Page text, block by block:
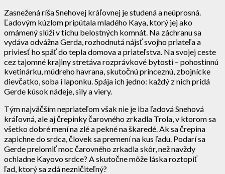
Zasnežená ríša Snehovej kráľovnej je studená a neúprosná.
Ľadovým kúzlom pripútala mladého Kaya, ktorý jej ako
omámený slúži v tichu belostných komnát. Na záchranu sa
vydáva odvážna Gerda, rozhodnutá nájsť svojho priateľa a
priviesť ho späť do tepla domova a priateľstva. Na svojej ceste
cez tajomné krajiny stretáva rozprávkové bytosti – pohostinnú
kvetinárku, múdreho havrana, skutočnú princeznú, zbojnícke
dievčatko, soba i laponku. Spája ich jedno: každý z nich pridá
Gerde kúsok nádeje, sily a viery.
Tým najväčším nepriateľom však nie je iba ľadová Snehová
kráľovná, ale aj črepinky čarovného zrkadla Trola, v ktorom sa
všetko dobré mení na zlé a pekné na škaredé. Ak sa črepina
zapichne do srdca, človek sa premení na kus ľadu. Podarí sa
Gerde prelomiť moc čarovného zrkadla skôr, než navždy
ochladne Kayovo srdce? A skutočne môže láska roztopiť
ľad, ktorý sa zdá nezničiteľný?